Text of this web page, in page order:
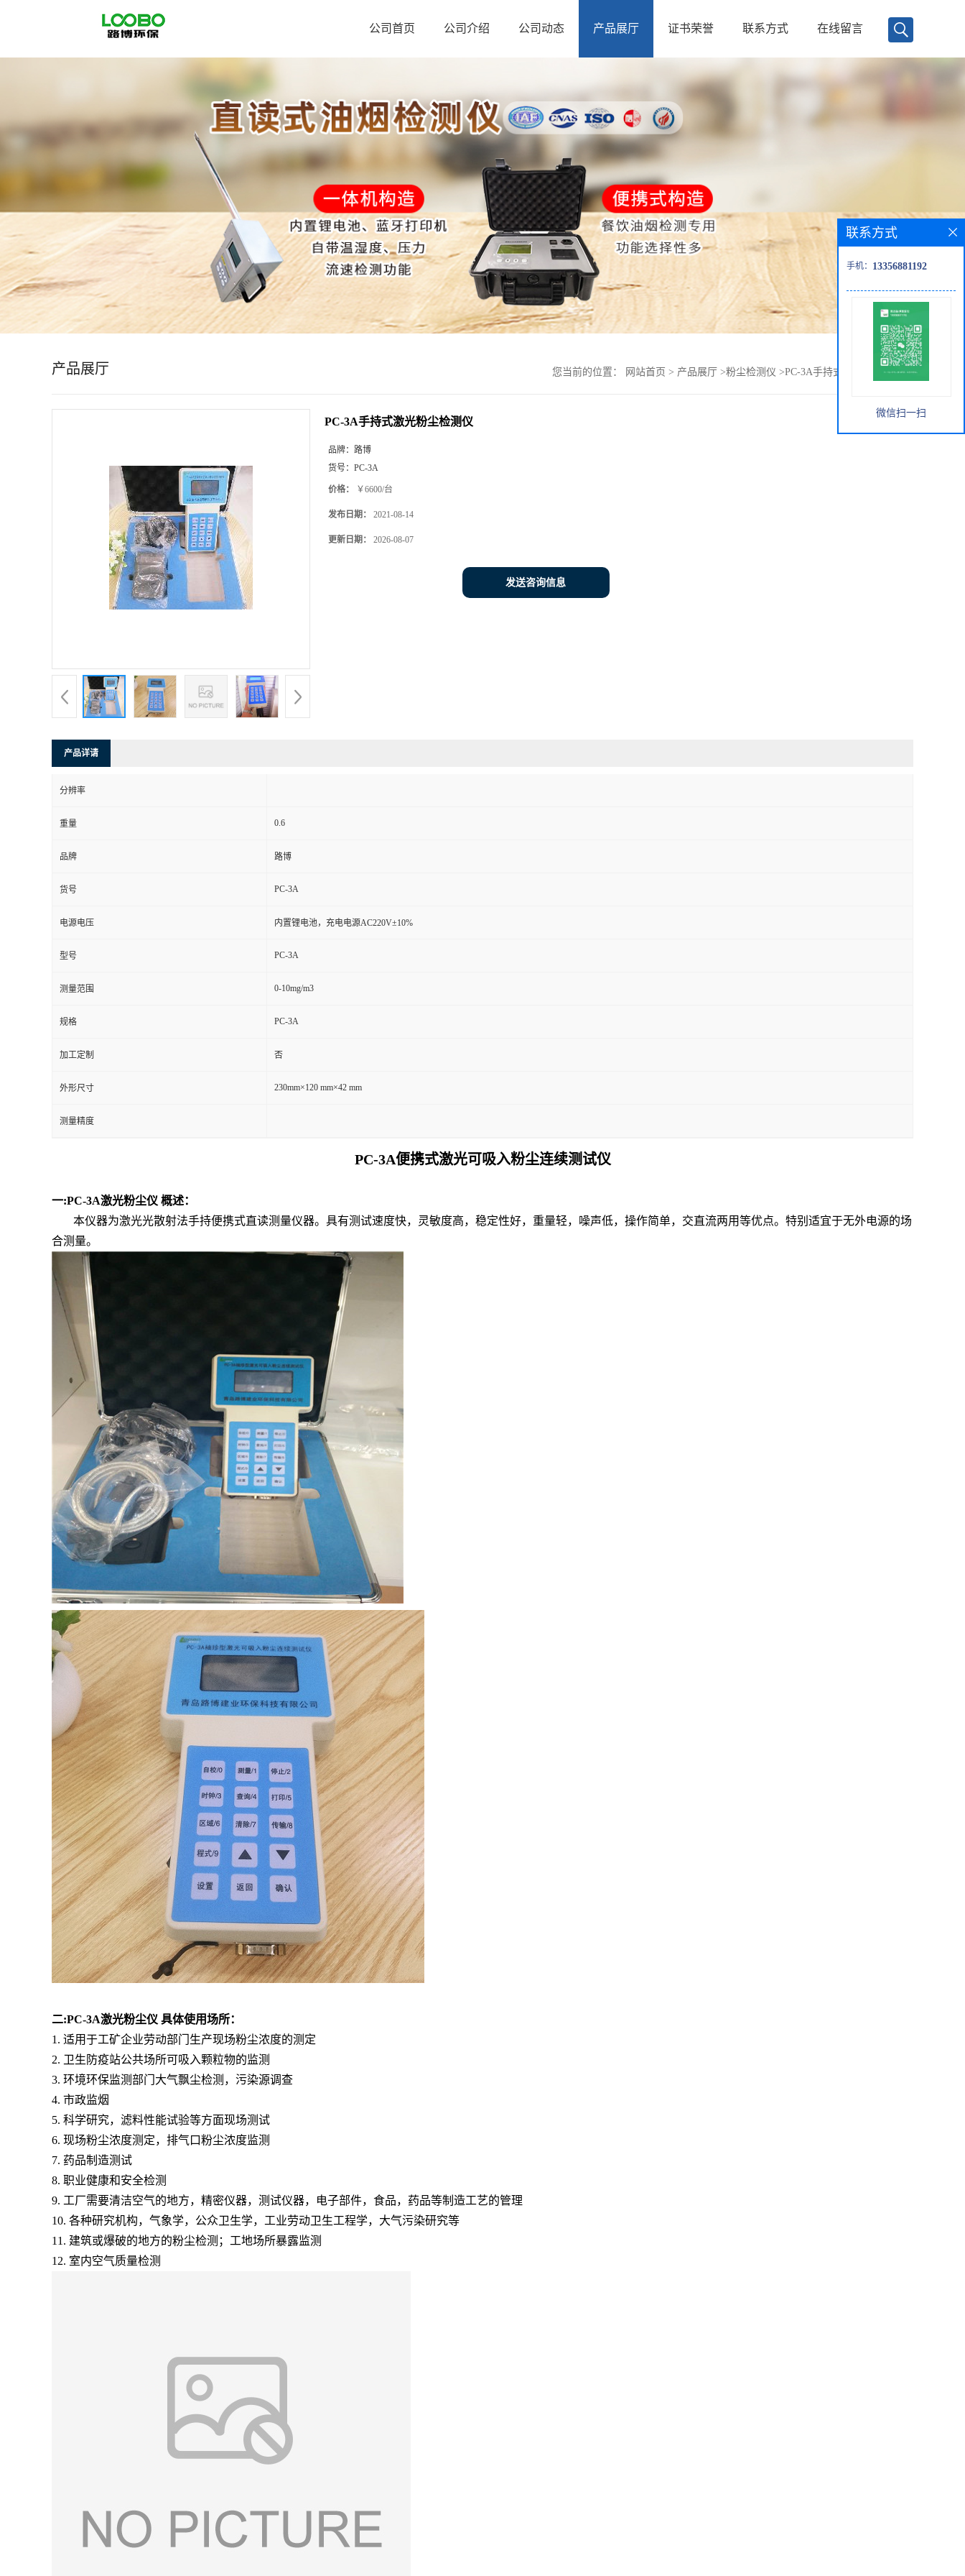
首
介
公司首页 公司介绍 公司动态 产品展厅 证书荣誉 联系方式 在线留言
产品展厅 您当前的位置： 网站首页 > 产品展厅 >粉尘检测仪 >PC-3A手持式激光粉尘检测仪
PC-3A手持式激光粉尘检测仪
品牌： 路博
货号： PC-3A
价格： ￥6600/台
发布日期： 2021-08-14
更新日期： 2026-08-07
发送咨询信息
产品详请
分辨率
重量 0.6
品牌 路博
货号 PC-3A
电源电压 内置锂电池，充电电源AC220V±10%
型号 PC-3A
测量范围 0-10mg/m3
规格 PC-3A
加工定制 否
外形尺寸 230mm×120 mm×42 mm
测量精度
PC-3A便携式激光可吸入粉尘连续测试仪
一:PC-3A激光粉尘仪 概述：
本仪器为激光光散射法手持便携式直读测量仪器。具有测试速度快，灵敏度高，稳定性好，重量轻，噪声低，操作简单，交直流两用等优点。特别适宜于无外电源的场
合测量。
二:PC-3A激光粉尘仪 具体使用场所：
1. 适用于工矿企业劳动部门生产现场粉尘浓度的测定
2. 卫生防疫站公共场所可吸入颗粒物的监测
3. 环境环保监测部门大气飘尘检测，污染源调查
4. 市政监烟
5. 科学研究，滤料性能试验等方面现场测试
6. 现场粉尘浓度测定，排气口粉尘浓度监测
7. 药品制造测试
8. 职业健康和安全检测
9. 工厂需要清洁空气的地方，精密仪器，测试仪器，电子部件，食品，药品等制造工艺的管理
10. 各种研究机构，气象学，公众卫生学，工业劳动卫生工程学，大气污染研究等
11. 建筑或爆破的地方的粉尘检测；工地场所暴露监测
12. 室内空气质量检测
联系方式
手机： 13356881192
微信扫一扫